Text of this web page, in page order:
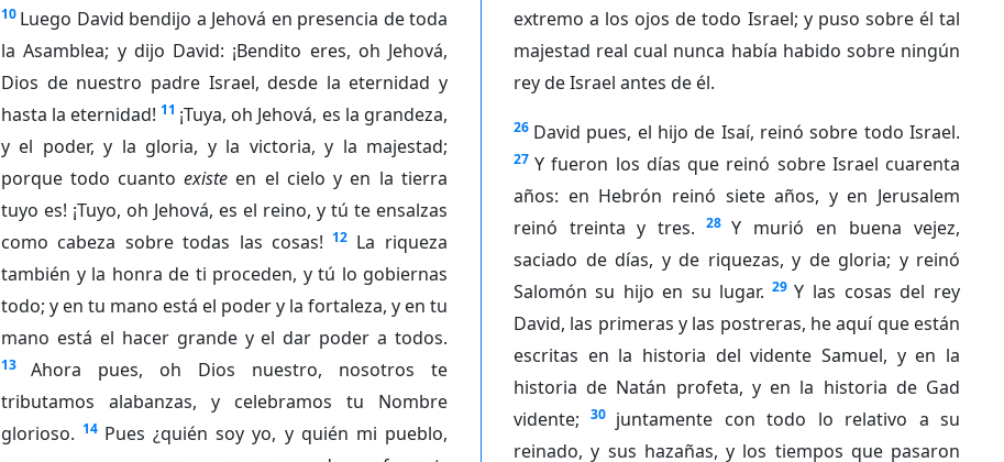
10 Luego David bendijo a Jehová en presencia de toda
la Asamblea; y dijo David: ¡Bendito eres, oh Jehová,
Dios de nuestro padre Israel, desde la eternidad y
hasta la eternidad! 11 ¡Tuya, oh Jehová, es la grandeza,
y el poder, y la gloria, y la victoria, y la majestad;
porque todo cuanto existe en el cielo y en la tierra
tuyo es! ¡Tuyo, oh Jehová, es el reino, y tú te ensalzas
como cabeza sobre todas las cosas! 12 La riqueza
también y la honra de ti proceden, y tú lo gobiernas
todo; y en tu mano está el poder y la fortaleza, y en tu
mano está el hacer grande y el dar poder a todos.
13
Ahora pues, oh Dios nuestro, nosotros te
tributamos alabanzas, y celebramos tu Nombre
glorioso. 14 Pues ¿quién soy yo, y quién mi pueblo,
extremo a los ojos de todo Israel; y puso sobre él tal
majestad real cual nunca había habido sobre ningún
rey de Israel antes de él.
26 David pues, el hijo de Isaí, reinó sobre todo Israel.
27 Y fueron los días que reinó sobre Israel cuarenta
años: en Hebrón reinó siete años, y en Jerusalem
reinó treinta y tres.
28 Y murió en buena vejez,
saciado de días, y de riquezas, y de gloria; y reinó
Salomón su hijo en su lugar. 29 Y las cosas del rey
David, las primeras y las postreras, he aquí que están
escritas en la historia del vidente Samuel, y en la
historia de Natán profeta, y en la historia de Gad
vidente;
30 juntamente con todo lo relativo a su
reinado, y sus hazañas, y los tiempos que pasaron